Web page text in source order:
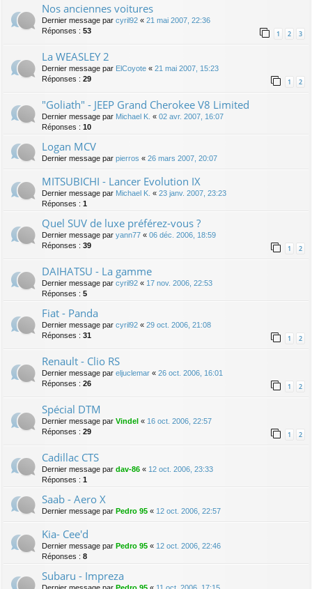
Nos anciennes voitures
Dernier message par cyril92 « 21 mai 2007, 22:36
Réponses : 53 1 2 3
La WEASLEY 2
Dernier message par ElCoyote « 21 mai 2007, 15:23
Réponses : 29 1 2
"Goliath" - JEEP Grand Cherokee V8 Limited
Dernier message par Michael K. « 02 avr. 2007, 16:07
Réponses : 10
Logan MCV
Dernier message par pierros « 26 mars 2007, 20:07
MITSUBICHI - Lancer Evolution IX
Dernier message par Michael K. « 23 janv. 2007, 23:23
Réponses : 1
Quel SUV de luxe préférez-vous ?
Dernier message par yann77 « 06 déc. 2006, 18:59
Réponses : 39 1 2
DAIHATSU - La gamme
Dernier message par cyril92 « 17 nov. 2006, 22:53
Réponses : 5
Fiat - Panda
Dernier message par cyril92 « 29 oct. 2006, 21:08
Réponses : 31 1 2
Renault - Clio RS
Dernier message par eljuclemar « 26 oct. 2006, 16:01
Réponses : 26 1 2
Spécial DTM
Dernier message par Vindel « 16 oct. 2006, 22:57
Réponses : 29 1 2
Cadillac CTS
Dernier message par dav-86 « 12 oct. 2006, 23:33
Réponses : 1
Saab - Aero X
Dernier message par Pedro 95 « 12 oct. 2006, 22:57
Kia- Cee'd
Dernier message par Pedro 95 « 12 oct. 2006, 22:46
Réponses : 8
Subaru - Impreza